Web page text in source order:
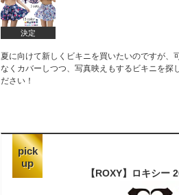
決定
夏に向けて新しくビキニを買いたいのですが
なくカバーしつつ、写真映えもするビキニを
ださい！
pick
up